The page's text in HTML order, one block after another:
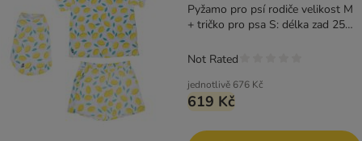
Pyžamo pro psí rodiče velikost M
+ tričko pro psa S: délka zad 25
jednotlivě 676 Kč
619 Kč
Not Rated